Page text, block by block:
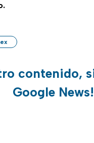
contenido,
Google News!